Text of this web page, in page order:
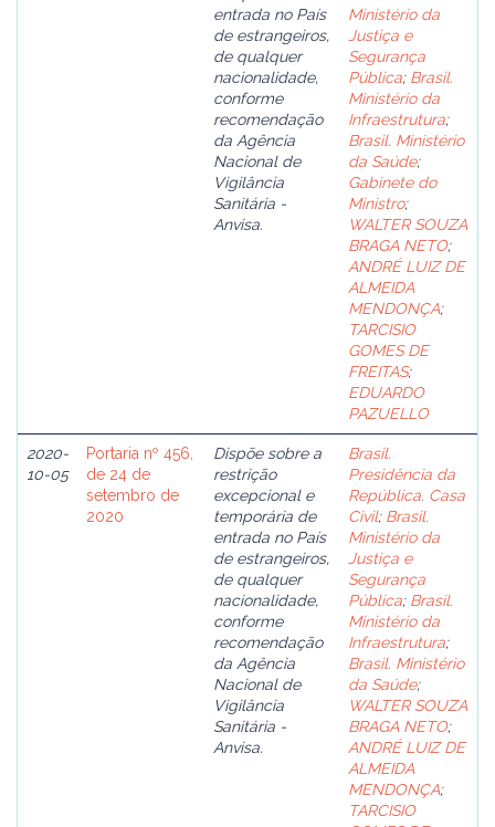
entrada no País
de estrangeiros,
de qualquer
nacionalidade,
conforme
recomendação
da Agência
Nacional de
Vigilância
Sanitária -
Anvisa.
Ministério da
Justiça e
Segurança
Pública; Brasil.
Ministério da
Infraestrutura;
Brasil. Ministério
da Saúde;
Gabinete do
Ministro;
WALTER SOUZA
BRAGA NETO;
ANDRÉ LUIZ DE
ALMEIDA
MENDONÇA;
TARCISIO
GOMES DE
FREITAS;
EDUARDO
PAZUELLO
2020-
10-05
Portaria nº 456,
de 24 de
setembro de
2020
Dispõe sobre a
restrição
excepcional e
temporária de
entrada no País
de estrangeiros,
de qualquer
nacionalidade,
conforme
recomendação
da Agência
Nacional de
Vigilância
Sanitária -
Anvisa.
Brasil.
Presidência da
República. Casa
Civil; Brasil.
Ministério da
Justiça e
Segurança
Pública; Brasil.
Ministério da
Infraestrutura;
Brasil. Ministério
da Saúde;
WALTER SOUZA
BRAGA NETO;
ANDRÉ LUIZ DE
ALMEIDA
MENDONÇA;
TARCISIO